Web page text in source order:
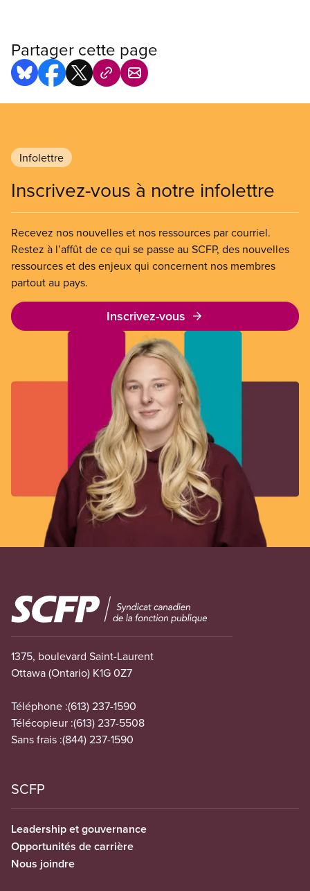
Partager cette page
Infolettre
Inscrivez-vous à notre infolettre
Recevez nos nouvelles et nos ressources par courriel.
Restez à l’affût de ce qui se passe au SCFP, des nouvelles
ressources et des enjeux qui concernent nos membres
partout au pays.
Inscrivez-vous
Image
1375, boulevard Saint-Laurent
Ottawa (Ontario) K1G 0Z7
Téléphone :(613) 237-1590
Télécopieur :(613) 237-5508
Sans frais :(844) 237-1590
SCFP
Leadership et gouvernance
Opportunités de carrière
Nous joindre